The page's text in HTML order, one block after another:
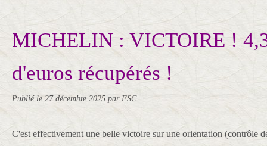
MICHELIN : VICTOIRE !
d'euros récupérés !
Publié le 27 décembre 2025 par FSC
C'est effectivement une belle victoire sur une orientation (contrôle